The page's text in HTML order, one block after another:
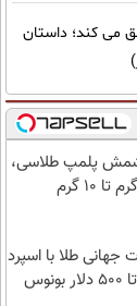
هنوز خلق می کند؛ داستان
پلمپ طلاسی،
جهانی طلا با اسپرد